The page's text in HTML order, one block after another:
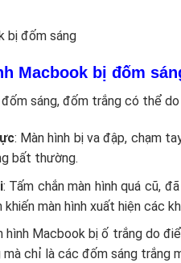
bị đốm sáng
Macbook bị đốm
sáng, đốm trắng có thể
: Màn hình bị va đập, chạm
bất thường.
: Tấm chắn màn hình quá cũ,
màn hình xuất hiện các
hình Macbook bị ố trắng do
chỉ là các đốm sáng trắng